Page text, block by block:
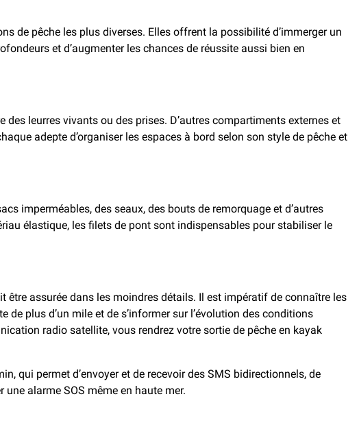
de pêche les plus diverses. Elles offrent la possibilité d’immerger un
et d’augmenter les chances de réussite aussi bien en
leurres vivants ou des prises. D’autres compartiments externes et
adepte d’organiser les espaces à bord selon son style de pêche et
imperméables, des seaux, des bouts de remorquage et d’autres
élastique, les filets de pont sont indispensables pour stabiliser le
assurée dans les moindres détails. Il est impératif de connaître les
de plus d’un mile et de s’informer sur l’évolution des conditions
radio satellite, vous rendrez votre sortie de pêche en kayak
qui permet d’envoyer et de recevoir des SMS bidirectionnels, de
alarme SOS même en haute mer.